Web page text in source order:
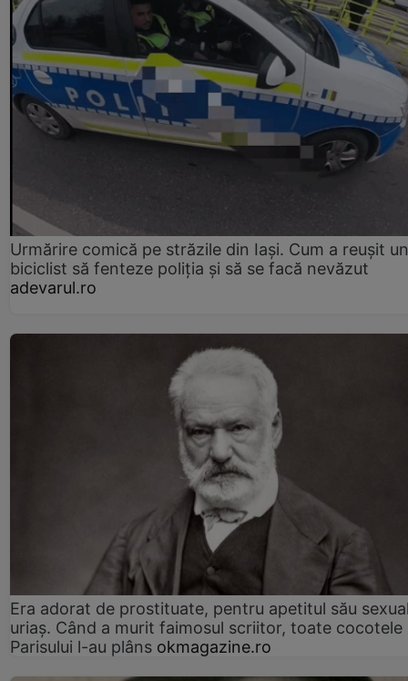
Urmărire comică pe străzile din Iași. Cum a reușit un
biciclist să fenteze poliția și să se facă nevăzut
adevarul.ro
Era adorat de prostituate, pentru apetitul său
uriaș. Când a murit faimosul scriitor, toate cocotele
Parisului l-au plâns okmagazine.ro